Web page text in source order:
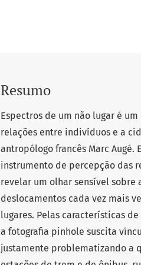
Resumo
Espectros de um não lugar é
relações entre indivíduos e a
antropólogo francês Marc
instrumento de percepção das
revelar um olhar sensível
deslocamentos cada vez mais
lugares. Pelas características
a fotografia pinhole suscita
justamente problematizando a